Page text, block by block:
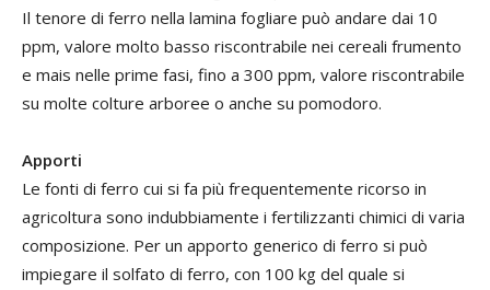
Il tenore di ferro nella lamina fogliare può andare dai 10
ppm, valore molto basso riscontrabile nei cereali frumento
e mais nelle prime fasi, fino a 300 ppm, valore riscontrabile
su molte colture arboree o anche su pomodoro.
Apporti
Le fonti di ferro cui si fa più frequentemente ricorso in
agricoltura sono indubbiamente i fertilizzanti chimici di varia
composizione. Per un apporto generico di ferro si può
impiegare il solfato di ferro, con 100 kg del quale si